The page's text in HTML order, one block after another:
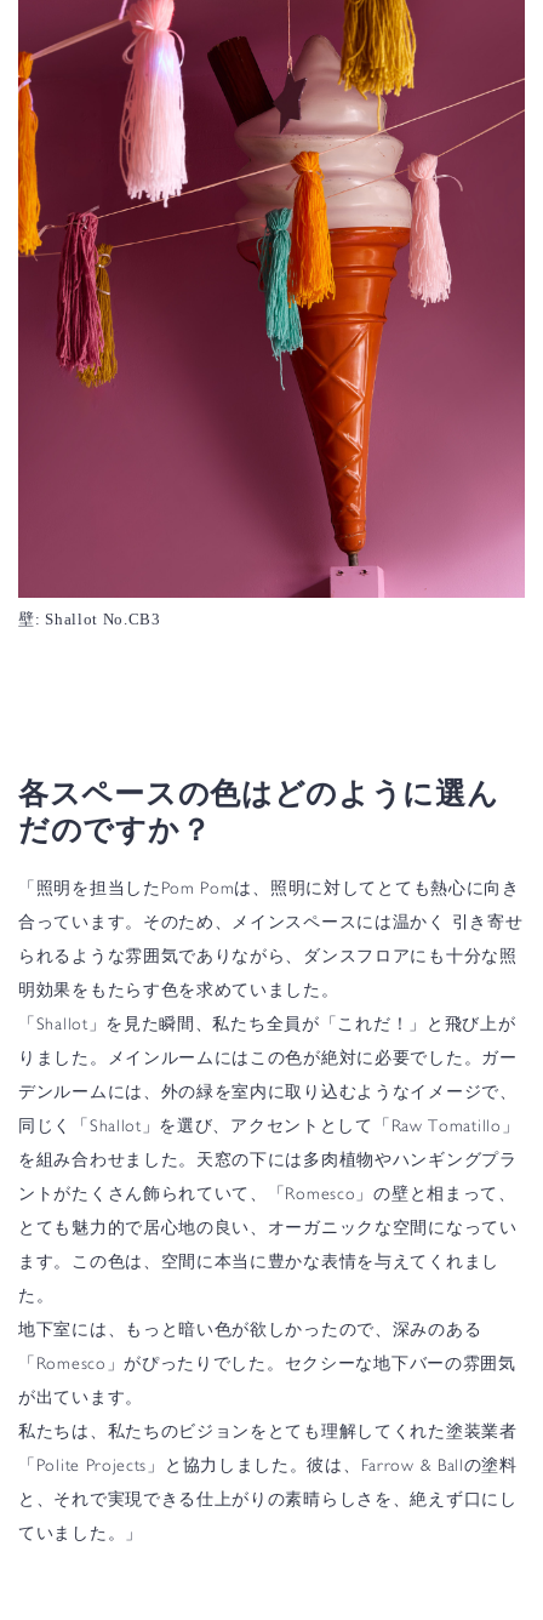
壁: Shallot No.CB3
各スペースの色はどのように選ん
だのですか？
「照明を担当したPom Pomは、照明に対してとても熱心に向き
合っています。そのため、メインスペースには温かく 引き寄せ
られるような雰囲気でありながら、ダンスフロアにも十分な照
明効果をもたらす色を求めていました。
「Shallot」を見た瞬間、私たち全員が「これだ！」と飛び上が
りました。メインルームにはこの色が絶対に必要でした。ガー
デンルームには、外の緑を室内に取り込むようなイメージで、
同じく「Shallot」を選び、アクセントとして「Raw Tomatillo」
を組み合わせました。天窓の下には多肉植物やハンギングプラ
ントがたくさん飾られていて、「Romesco」の壁と相まって、
とても魅力的で居心地の良い、オーガニックな空間になってい
ます。この色は、空間に本当に豊かな表情を与えてくれまし
た。
地下室には、もっと暗い色が欲しかったので、深みのある
「Romesco」がぴったりでした。セクシーな地下バーの雰囲気
が出ています。
私たちは、私たちのビジョンをとても理解してくれた塗装業者
「Polite Projects」と協力しました。彼は、Farrow & Ballの塗料
と、それで実現できる仕上がりの素晴らしさを、絶えず口にし
ていました。」